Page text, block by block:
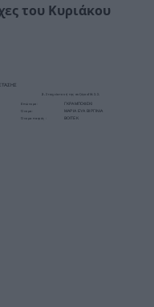
του Κυριάκου